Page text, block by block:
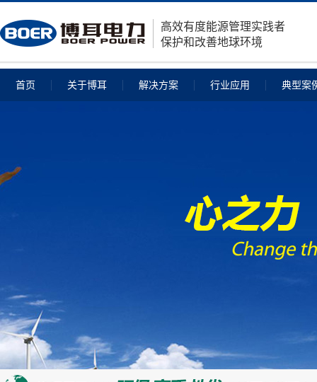
高效有度能源管理实践者
保护和改善地球环境
首页 关于博耳 解决方案 行业应用 典型案